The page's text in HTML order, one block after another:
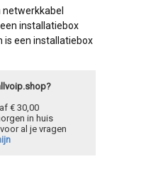
netwerkkabel
installatiebox
is een installatiebox
€ 30,00
in huis
voor al je vragen